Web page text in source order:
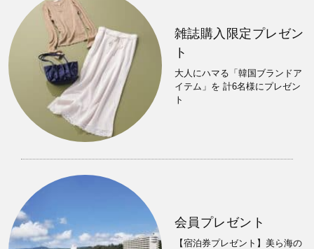
雑誌購入限定プレゼン
ト
大人にハマる「韓国ブランドア
イテム」を 計6名様にプレゼン
ト
会員プレゼント
【宿泊券プレゼント】美ら海の